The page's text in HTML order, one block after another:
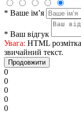
* Ваше ім’я
* Ваш відгук
Увага: HTML
звичайний текст.
Продовжити
0
0
0
0
0